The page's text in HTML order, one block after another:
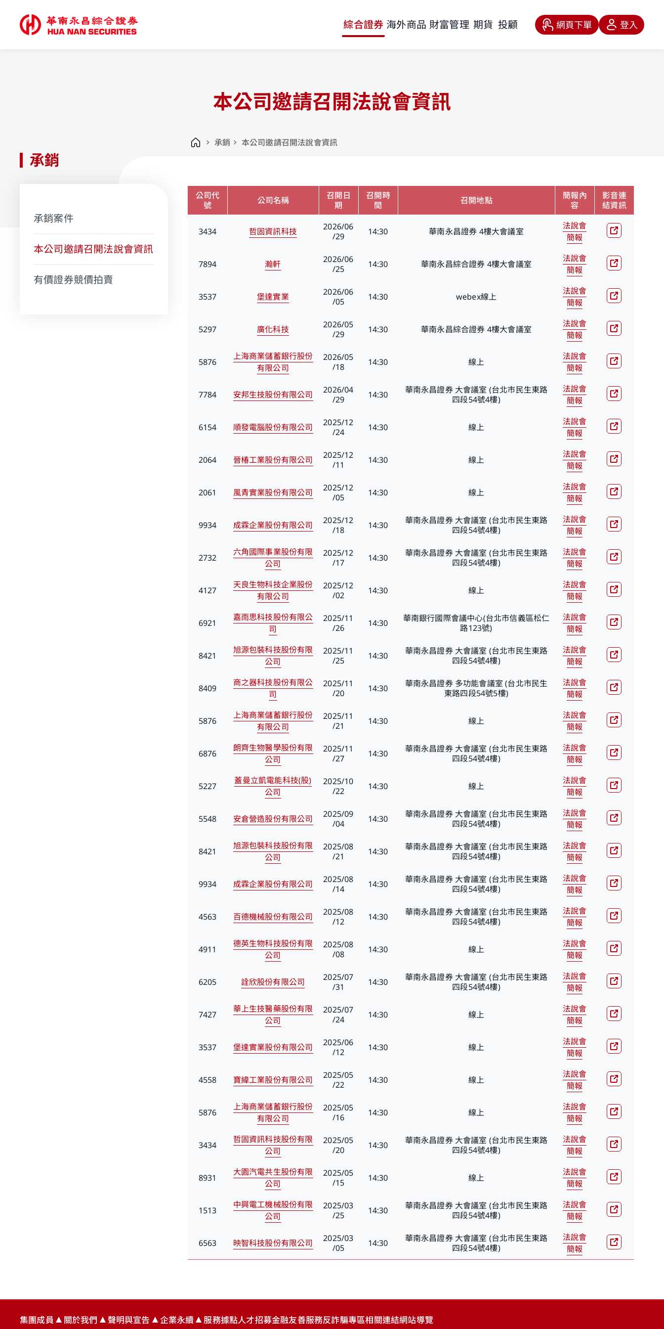
綜合證券 海外商品 財富管理 期貨 投顧 網頁下單 登入
本公司邀請召開法說會資訊
承銷
承銷案件
本公司邀請召開法說會資訊
有價證券競價拍賣
承銷 本公司邀請召開法說會資訊
公司代
號
公司名稱
召開日
期
召開時
間
召開地點
簡報內
容
影音連
結資訊
3434 哲固資訊科技
2026/06
/29
14:30 華南永昌證券 4樓大會議室
法說會
簡報
7894 瀚軒
2026/06
/25
14:30 華南永昌綜合證券 4樓大會議室
法說會
簡報
3537 堡達實業
2026/06
/05
14:30 webex線上
法說會
簡報
5297 廣化科技
2026/05
/29
14:30 華南永昌綜合證券 4樓大會議室
法說會
簡報
5876
上海商業儲蓄銀行股份
有限公司
2026/05
/18
14:30 線上
法說會
簡報
7784 安邦生技股份有限公司
2026/04
/29
14:30
華南永昌證券 大會議室 (台北市民生東路
四段54號4樓)
法說會
簡報
6154 順發電腦股份有限公司
2025/12
/24
14:30 線上
法說會
簡報
2064 晉椿工業股份有限公司
2025/12
/11
14:30 線上
法說會
簡報
2061 風青實業股份有限公司
2025/12
/05
14:30 線上
法說會
簡報
9934 成霖企業股份有限公司
2025/12
/18
14:30
華南永昌證券 大會議室 (台北市民生東路
四段54號4樓)
法說會
簡報
2732
六角國際事業股份有限
公司
2025/12
/17
14:30
華南永昌證券 大會議室 (台北市民生東路
四段54號4樓)
法說會
簡報
4127
天良生物科技企業股份
有限公司
2025/12
/02
14:30 線上
法說會
簡報
6921
嘉雨思科技股份有限公
司
2025/11
/26
14:30
華南銀行國際會議中心(台北市信義區松仁
路123號)
法說會
簡報
8421
旭源包裝科技股份有限
公司
2025/11
/25
14:30
華南永昌證券 大會議室 (台北市民生東路
四段54號4樓)
法說會
簡報
8409
商之器科技股份有限公
司
2025/11
/20
14:30
華南永昌證券 多功能會議室 (台北市民生
東路四段54號5樓)
法說會
簡報
5876
上海商業儲蓄銀行股份
有限公司
2025/11
/21
14:30 線上
法說會
簡報
6876
朗齊生物醫學股份有限
公司
2025/11
/27
14:30
華南永昌證券 大會議室 (台北市民生東路
四段54號4樓)
法說會
簡報
5227
蓋曼立凱電能科技(股)
公司
2025/10
/22
14:30 線上
法說會
簡報
5548 安倉營造股份有限公司
2025/09
/04
14:30
華南永昌證券 大會議室 (台北市民生東路
四段54號4樓)
法說會
簡報
8421
旭源包裝科技股份有限
公司
2025/08
/21
14:30
華南永昌證券 大會議室 (台北市民生東路
四段54號4樓)
法說會
簡報
9934 成霖企業股份有限公司
2025/08
/14
14:30
華南永昌證券 大會議室 (台北市民生東路
四段54號4樓)
法說會
簡報
4563 百德機械股份有限公司
2025/08
/12
14:30
華南永昌證券 大會議室 (台北市民生東路
四段54號4樓)
法說會
簡報
4911
德英生物科技股份有限
公司
2025/08
/08
14:30 線上
法說會
簡報
6205 詮欣股份有限公司
2025/07
/31
14:30
華南永昌證券 大會議室 (台北市民生東路
四段54號4樓)
法說會
簡報
7427
華上生技醫藥股份有限
公司
2025/07
/24
14:30 線上
法說會
簡報
3537 堡達實業股份有限公司
2025/06
/12
14:30 線上
法說會
簡報
4558 寶緯工業股份有限公司
2025/05
/22
14:30 線上
法說會
簡報
5876
上海商業儲蓄銀行股份
有限公司
2025/05
/16
14:30 線上
法說會
簡報
3434
哲固資訊科技股份有限
公司
2025/05
/20
14:30
華南永昌證券 大會議室 (台北市民生東路
四段54號4樓)
法說會
簡報
8931
大園汽電共生股份有限
公司
2025/05
/15
14:30 線上
法說會
簡報
1513
中興電工機械股份有限
公司
2025/03
/25
14:30
華南永昌證券 大會議室 (台北市民生東路
四段54號4樓)
法說會
簡報
6563 映智科技股份有限公司
2025/03
/05
14:30
華南永昌證券 大會議室 (台北市民生東路
四段54號4樓)
法說會
簡報
集團成員 關於我們 聲明與宣告 企業永續 服務據點人才招募金融友善服務反詐騙專區相關連結網站導覽
您即將離開華南永昌證券官網
提醒您，如您進入非本公司網站，您後續提供給該網站的個人資料或
該網站蒐集、處理及利用您所屬之個人資料皆不適用本公司隱私權聲
明之涵蓋範圍。
繼續前往
關閉